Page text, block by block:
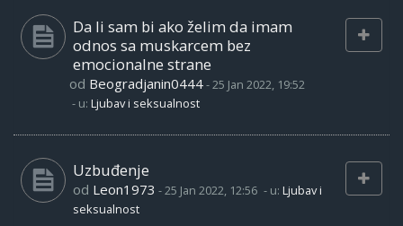
Da li sam bi ako želim da imam
odnos sa muskarcem bez
emocionalne strane
od Beogradjanin0444-25 Jan 2022, 19:52
- u: Ljubav i seksualnost
Uzbuđenje
od Leon1973 -25 Jan 2022, 12:56 - u: Ljubav i
seksualnost